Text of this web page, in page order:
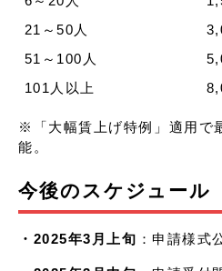
21～50人
51～100人
101人以上
※「大幅賃上げ特例」適用で
能。
今後のスケジュール
・2025年3月上旬 ：申請様式